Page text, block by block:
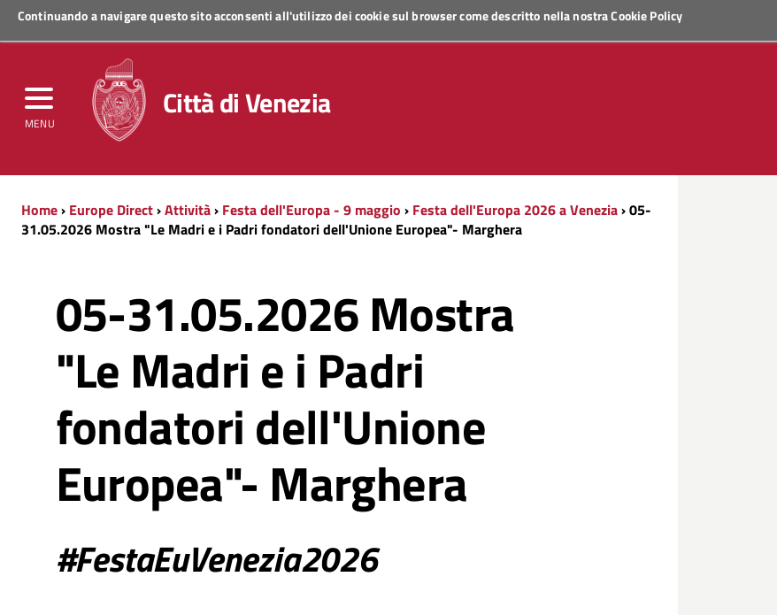
Continuando a navigare questo sito acconsenti all'utilizzo dei cookie sul browser come descritto nella nostraCookie Policy
MENU
Regione Veneto
Città di Venezia
Home› Europe Direct›Attività› Festa dell'Europa - 9 maggio › Festa dell'Europa 2026 a Venezia› 05-
31.05.2026 Mostra "Le Madri e i Padri fondatori dell'Unione Europea"- Marghera
05-31.05.2026 Mostra
"Le Madri e i Padri
fondatori dell'Unione
Europea"- Marghera
#FestaEuVenezia2026